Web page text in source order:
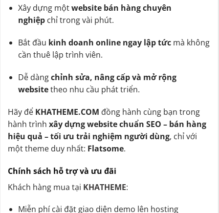
Xây dựng mộtwebsite bán hàng chuyên
nghiệpchỉ trong vài phút.
Bắt đầu kinh doanh online ngay lập tứcmà không
cần thuê lập trình viên.
Dễ dàngchỉnh sửa, nâng cấp và mở rộng
websitetheo nhu cầu phát triển.
Hãy để KHATHEME.COM đồng hành cùng bạn trong
hành trình xây dựng website chuẩn SEO – bán hàng
hiệu quả – tối ưu trải nghiệm người dùng, chỉ với
một theme duy nhất: Flatsome.
Chính sách hỗ trợ và ưu đãi
Khách hàng mua tại KHATHEME:
Miễn phí cài đặt giao diện demo lên hosting